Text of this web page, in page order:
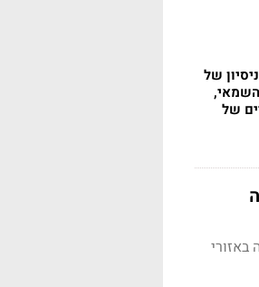
של
של
באזורי